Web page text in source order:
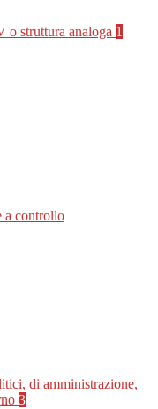
o struttura analoga 1
a controllo
di amministrazione,
3